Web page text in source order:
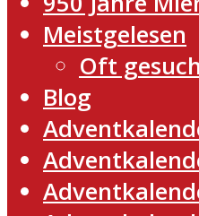
Meistgelesen
Oft
Blog